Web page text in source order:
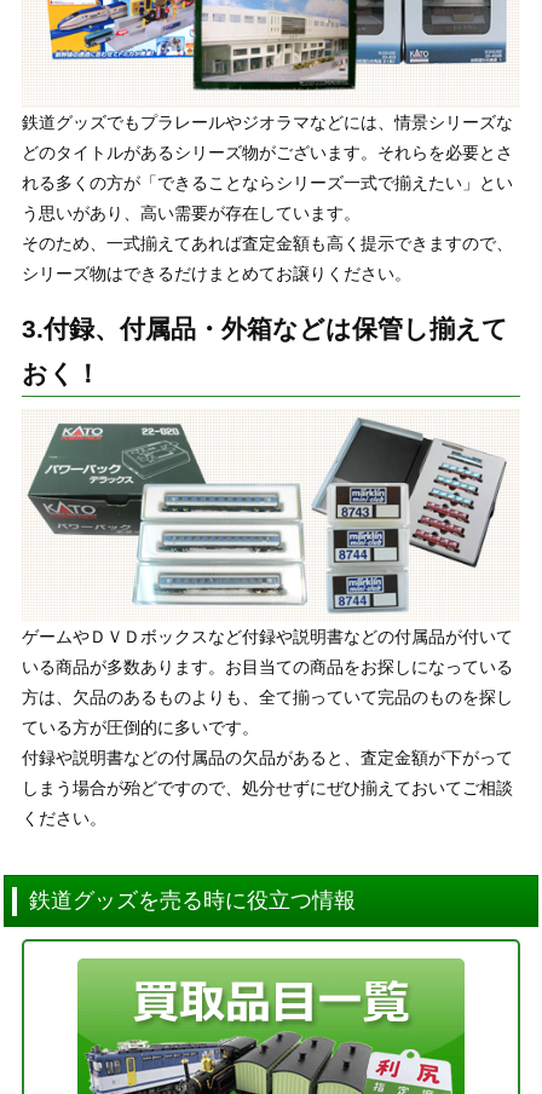
鉄道グッズでもプラレールやジオラマなどには、情景シリーズな
どのタイトルがあるシリーズ物がございます。それらを必要とさ
れる多くの方が「できることならシリーズ一式で揃えたい」とい
う思いがあり、高い需要が存在しています。
そのため、一式揃えてあれば査定金額も高く提示できますので、
シリーズ物はできるだけまとめてお譲りください。
3.付録、付属品・外箱などは保管し揃えて
おく！
ゲームやＤＶＤボックスなど付録や説明書などの付属品が付いて
いる商品が多数あります。お目当ての商品をお探しになっている
方は、欠品のあるものよりも、全て揃っていて完品のものを探し
ている方が圧倒的に多いです。
付録や説明書などの付属品の欠品があると、査定金額が下がって
しまう場合が殆どですので、処分せずにぜひ揃えておいてご相談
ください。
鉄道グッズを売る時に役立つ情報